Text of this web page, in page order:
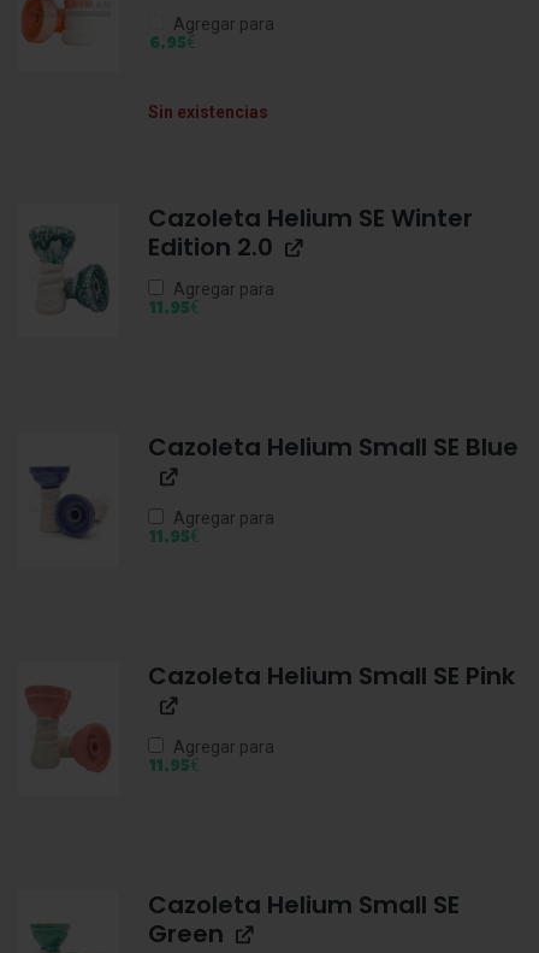
Agregar para
6,95€
Sin existencias
Cazoleta Helium SE Winter
Edition 2.0
Agregar para
11,95€
Cazoleta Helium Small SE Blue
Agregar para
11,95€
Cazoleta Helium Small SE Pink
Agregar para
11,95€
Cazoleta Helium Small SE
Green